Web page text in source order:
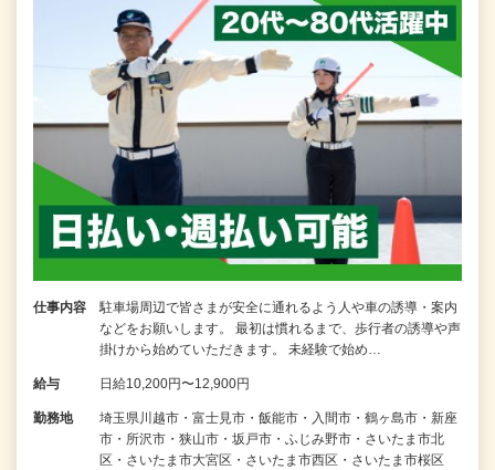
仕事内容
駐車場周辺で皆さまが安全に通れるよう人や車の誘導・案内
などをお願いします。 最初は慣れるまで、歩行者の誘導や声
掛けから始めていただきます。 未経験で始め…
給与 日給10,200円〜12,900円
勤務地
埼玉県川越市・富士見市・飯能市・入間市・鶴ヶ島市・新座
市・所沢市・狭山市・坂戸市・ふじみ野市・さいたま市北
区・さいたま市大宮区・さいたま市西区・さいたま市桜区